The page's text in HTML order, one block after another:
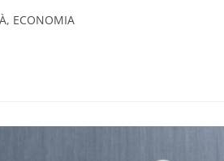
ECONOMIA